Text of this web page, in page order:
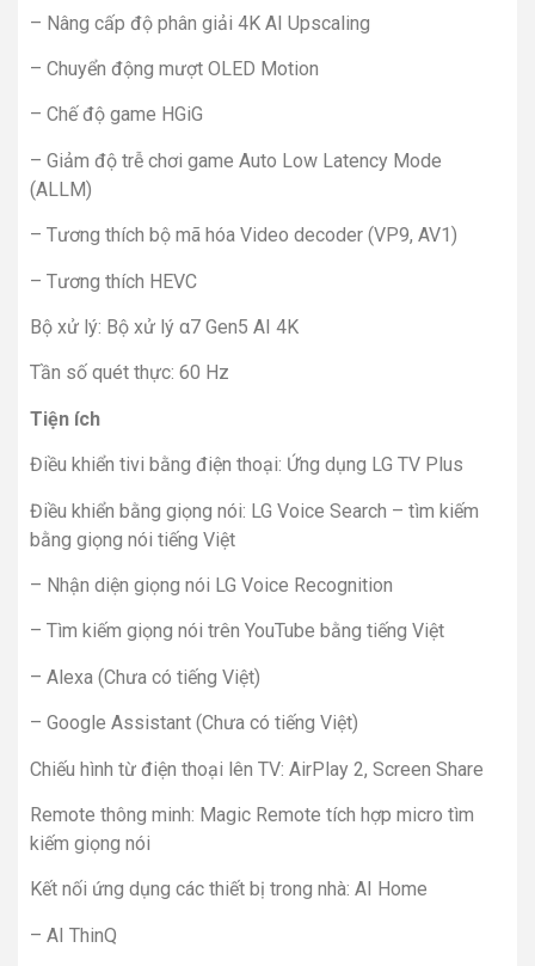
– Nâng cấp độ phân giải 4K AI Upscaling
– Chuyển động mượt OLED Motion
– Chế độ game HGiG
– Giảm độ trễ chơi game Auto Low Latency Mode
(ALLM)
– Tương thích bộ mã hóa Video decoder (VP9, AV1)
– Tương thích HEVC
Bộ xử lý: Bộ xử lý α7 Gen5 AI 4K
Tần số quét thực: 60 Hz
Tiện ích
Điều khiển tivi bằng điện thoại: Ứng dụng LG TV Plus
Điều khiển bằng giọng nói: LG Voice Search – tìm kiếm
bằng giọng nói tiếng Việt
– Nhận diện giọng nói LG Voice Recognition
– Tìm kiếm giọng nói trên YouTube bằng tiếng Việt
– Alexa (Chưa có tiếng Việt)
– Google Assistant (Chưa có tiếng Việt)
Chiếu hình từ điện thoại lên TV: AirPlay 2, Screen Share
Remote thông minh: Magic Remote tích hợp micro tìm
kiếm giọng nói
Kết nối ứng dụng các thiết bị trong nhà: AI Home
– AI ThinQ